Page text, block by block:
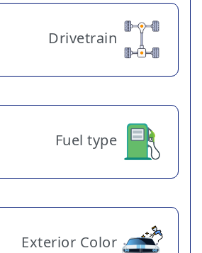
Drivetrain
Fuel type
Exterior Color